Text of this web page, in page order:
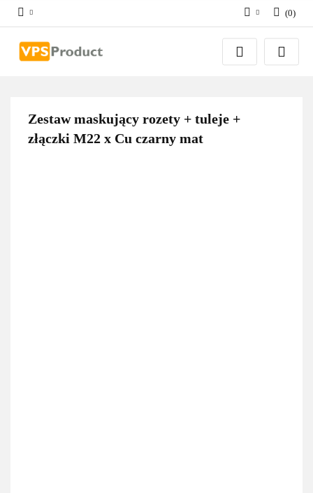
Zaloguj się
Zarejestruj się
(0)
Zestaw maskujący rozety + tuleje +
złączki M22 x Cu czarny mat